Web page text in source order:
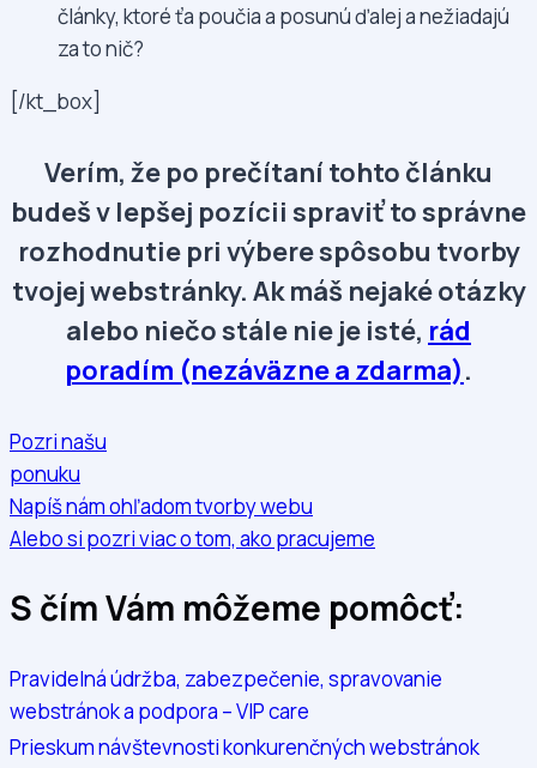
články, ktoré ťa poučia a posunú ďalej a nežiadajú
za to nič?
[/kt_box]
Verím, že po prečítaní tohto článku
budeš v lepšej pozícii spraviť to správne
rozhodnutie pri výbere spôsobu tvorby
tvojej webstránky. Ak máš nejaké otázky
alebo niečo stále nie je isté, rád
poradím (nezáväzne a zdarma).
Pozri našu
ponuku
Napíš nám ohľadom tvorby webu
Alebo si pozri viac o tom, ako pracujeme
S čím Vám môžeme pomôcť:
Pravidelná údržba, zabezpečenie, spravovanie
webstránok a podpora – VIP care
Prieskum návštevnosti konkurenčných webstránok